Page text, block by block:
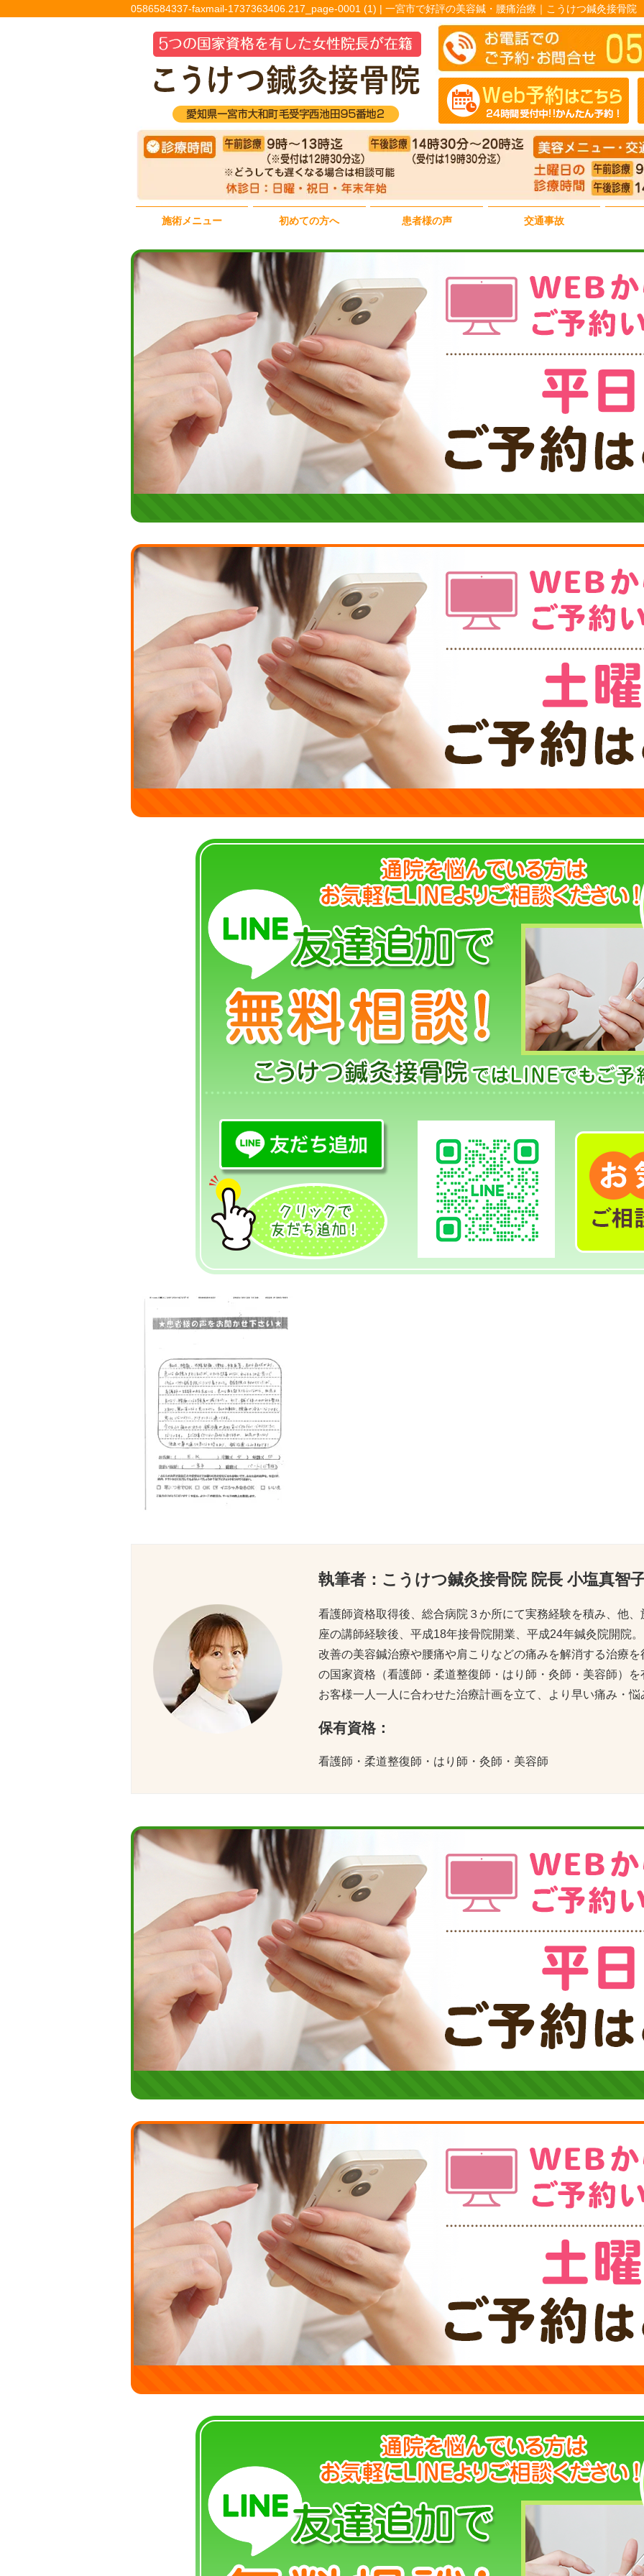
0586584337-faxmail-1737363406.217_page-0001 (1) | 一宮市で好評の美容鍼・腰痛治療｜こうけつ鍼灸接骨院
施術メニュー 初めての方へ 患者様の声 交通事故
執筆者： こうけつ鍼灸接骨院 院長 小塩真智
看護師資格取得後、総合病院３か所にて実務経験を積み、他
座の講師経験後、平成18年接骨院開業、平成24年鍼灸院開院
改善の美容鍼治療や腰痛や肩こりなどの痛みを解消する治療
の国家資格（看護師・柔道整復師・はり師・灸師・美容師）
お客様一人一人に合わせた治療計画を立て、より早い痛み・
保有資格：
看護師・柔道整復師・はり師・灸師・美容師